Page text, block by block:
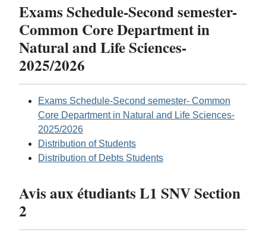
Exams Schedule-Second semester-
Common Core Department in
Natural and Life Sciences-
2025/2026
Exams Schedule-Second semester- Common
Core Department in Natural and Life Sciences-
2025/2026
Distribution of Students
Distribution of Debts Students
Avis aux étudiants L1 SNV Section
2